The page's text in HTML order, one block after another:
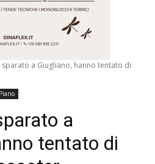
a Giugliano, hanno tentato di
a
tentato di